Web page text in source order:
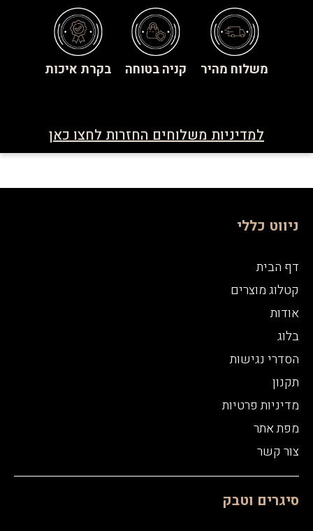
משלוח מהיר קניה בטוחה בקרת איכות
למדיניות משלוחים החזרות לחצו כאן
ניווט כללי
דף הבית
קטלוג מוצרים
אודות
בלוג
הסדרי נגישות
תקנון
מדיניות פרטיות
מפת אתר
צור קשר
סיגרים וטבק